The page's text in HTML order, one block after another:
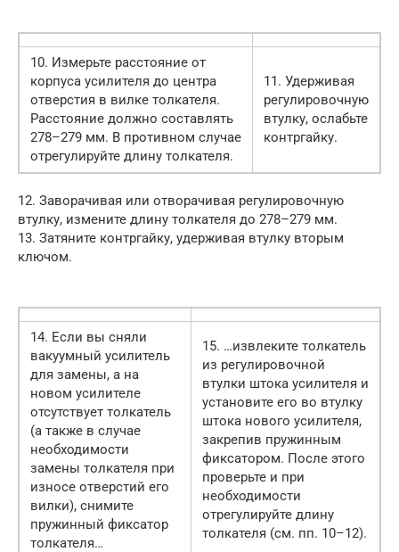
10. Измерьте расстояние от
корпуса усилителя до центра
отверстия в вилке толкателя.
Расстояние должно составлять
278–279 мм. В противном случае
отрегулируйте длину толкателя.
11. Удерживая
регулировочную
втулку, ослабьте
контргайку.
12. Заворачивая или отворачивая регулировочную
втулку, измените длину толкателя до 278–279 мм.
13. Затяните контргайку, удерживая втулку вторым
ключом.
14. Если вы сняли
вакуумный усилитель
для замены, а на
новом усилителе
отсутствует толкатель
(а также в случае
необходимости
замены толкателя при
износе отверстий его
вилки), снимите
пружинный фиксатор
толкателя…
15. …извлеките толкатель
из регулировочной
втулки штока усилителя и
установите его во втулку
штока нового усилителя,
закрепив пружинным
фиксатором. После этого
проверьте и при
необходимости
отрегулируйте длину
толкателя (см. пп. 10–12).